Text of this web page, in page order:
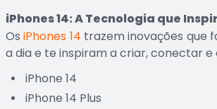
iPhones 14: A Tecnologia que
OsiPhones 14 trazem inovações que
a dia e te inspiram a criar, conectar e
iPhone 14
iPhone 14 Plus